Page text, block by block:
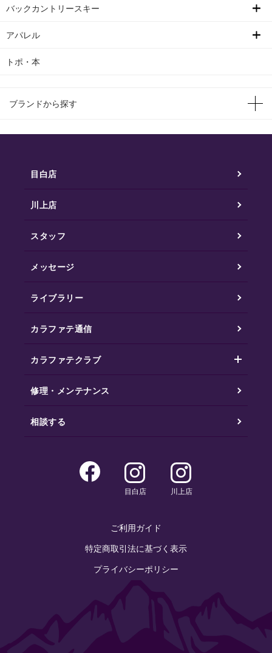
バックカントリースキー
アパレル
トポ・本
ブランドから探す
目白店
川上店
スタッフ
メッセージ
ライブラリー
カラファテ通信
カラファテクラブ
修理・メンテナンス
相談する
目白店 川上店
ご利用ガイド
特定商取引法に基づく表示
プライバシーポリシー